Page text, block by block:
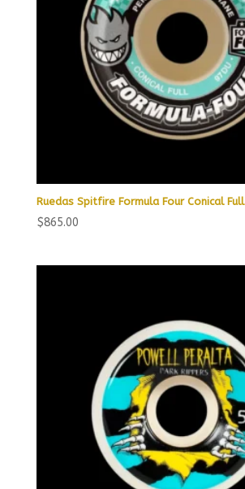
Ruedas Spitfire Formula Four Conical Full
$865.00